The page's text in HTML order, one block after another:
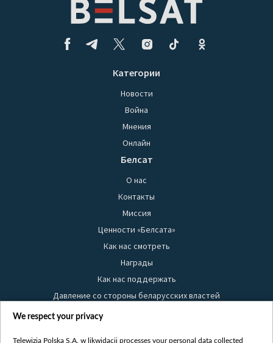
Категории
Новости
Война
Мнения
Онлайн
Белсат
О нас
Контакты
Миссия
Ценности «Белсата»
Как нас смотреть
Награды
Как нас поддержать
Давление со стороны беларусских властей
Правила использования материалов
We respect your privacy
Telewizja Polska S.A. w likwidacji processes your personal data collected